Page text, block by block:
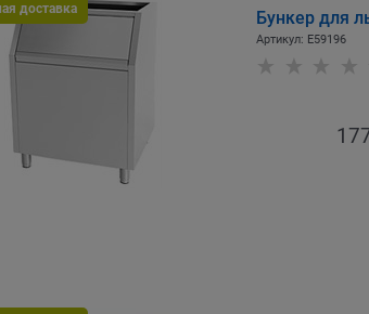
Бункер для
Артикул: E59196
доставка